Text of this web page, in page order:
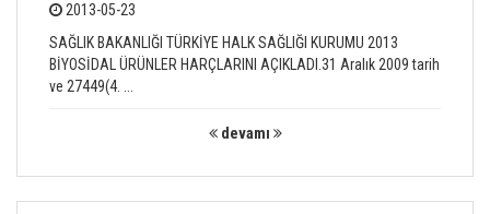
2013-05-23
SAĞLIK BAKANLIĞI TÜRKİYE HALK SAĞLIĞI KURUMU 2013
BİYOSİDAL ÜRÜNLER HARÇLARINI AÇIKLADI.31 Aralık 2009 tarih
ve 27449(4. ...
devamı